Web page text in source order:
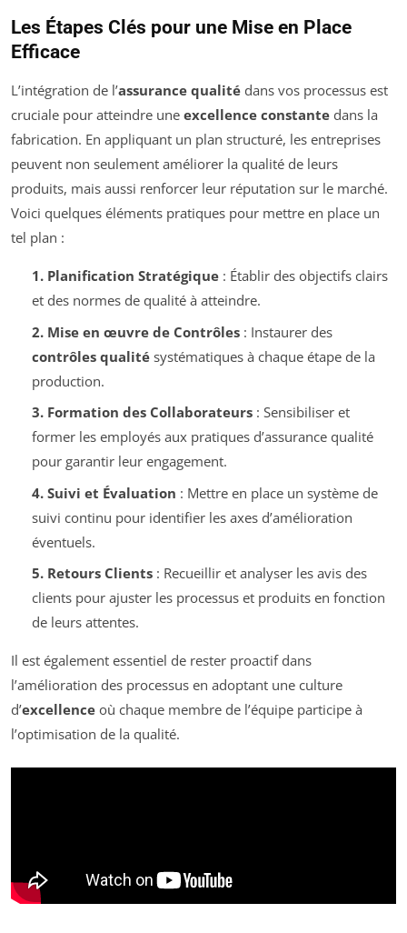
Les Étapes Clés pour une Mise en Place
Efficace
L’intégration de l’assurance qualité dans vos processus est
cruciale pour atteindre une excellence constante dans la
fabrication. En appliquant un plan structuré, les entreprises
peuvent non seulement améliorer la qualité de leurs
produits, mais aussi renforcer leur réputation sur le marché.
Voici quelques éléments pratiques pour mettre en place un
tel plan :
1. Planification Stratégique: Établir des objectifs clairs
et des normes de qualité à atteindre.
2. Mise en œuvre de Contrôles: Instaurer des
contrôles qualitésystématiques à chaque étape de la
production.
3. Formation des Collaborateurs: Sensibiliser et
former les employés aux pratiques d’assurance qualité
pour garantir leur engagement.
4. Suivi et Évaluation : Mettre en place un système de
suivi continu pour identifier les axes d’amélioration
éventuels.
5. Retours Clients: Recueillir et analyser les avis des
clients pour ajuster les processus et produits en fonction
de leurs attentes.
Il est également essentiel de rester proactif dans
l’amélioration des processus en adoptant une culture
d’excellence où chaque membre de l’équipe participe à
l’optimisation de la qualité.